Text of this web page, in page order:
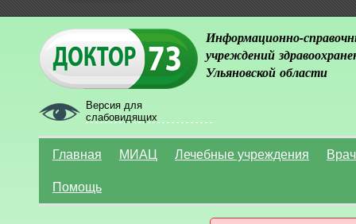
Версия для
слабовидящих
Информационно-
учреждений
Ульяновской области
Главная МИАЦ Лечебные учреждения
Помощь